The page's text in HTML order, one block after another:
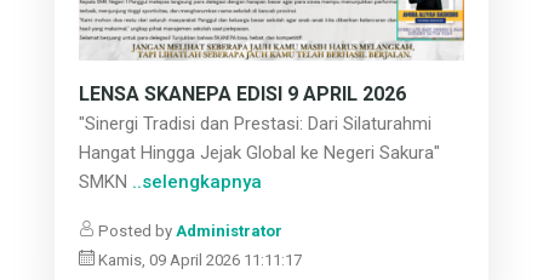
LENSA SKANEPA EDISI 9 APRIL 2026
"Sinergi Tradisi dan Prestasi: Dari Silaturahmi
Hangat Hingga Jejak Global ke Negeri Sakura"
SMKN ..selengkapnya
Posted by Administrator
Kamis, 09 April 2026 11:11:17